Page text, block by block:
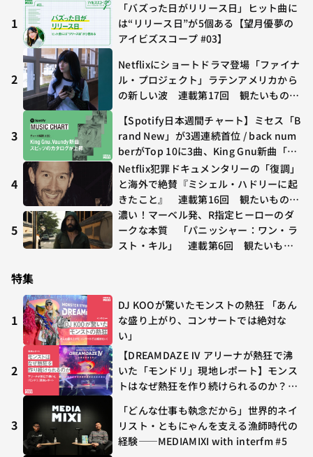
1
「バズった日がリリース日」ヒット曲に
は“リリース日”が5個ある【望月優夢の
アイビズスコープ #03】
2
Netflixにショートドラマ登場「ファイナ
ル・プロジェクト」ラテンアメリカから
の新しい波 連載第17回 観たいものが
3
【Spotify日本週間チャート】ミセス「B
rand New」が3週連続首位 / back num
berがTop 10に3曲、King Gnu新曲「G
O GHOST」が初登場〜集計期間：2026
年7/24〜7/30
4
Netflix犯罪ドキュメンタリーの「復調」
と海外で絶賛『ミシェル・ハドリーに起
きたこと』 連載第16回 観たいものが
多すぎる～稲垣貴俊の配信時評
5
濃い！マーベル発、R指定ヒーローのダ
ークな本質 「パニッシャー：ワン・ラ
スト・キル」 連載第6回 観たいもの
特集
1
DJ KOOが驚いたモンストの熱狂 「あん
な盛り上がり、コンサートでは絶対な
い」
2
【DREAMDAZE Ⅳ アリーナが熱狂で沸
いた「モンドリ」現地レポート】モンス
トはなぜ熱狂を作り続けられるのか？コ
や、兎田ぺこら、壱百満天原サロメらも
集結
3
「どんな仕事も執念だから」世界的ネイ
リスト・ともにゃんを支える漁師時代の
経験——MEDIAMIXI with interfm #5